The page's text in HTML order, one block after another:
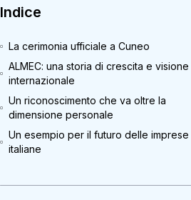
Indice
La cerimonia ufficiale a Cuneo
ALMEC: una storia di crescita e visione
internazionale
Un riconoscimento che va oltre la
dimensione personale
Un esempio per il futuro delle imprese
italiane